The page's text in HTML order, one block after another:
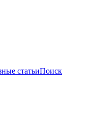
статьиПоиск